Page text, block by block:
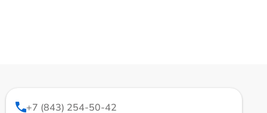
+7 (843) 254-50-42